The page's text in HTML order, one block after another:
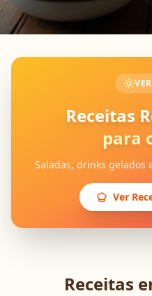
Receitas
para
Saladas, drinks gelados
Ver
Receitas